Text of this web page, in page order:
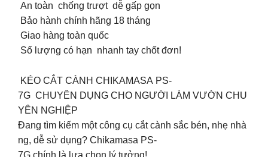
An toàn chống trượt dễ gấp gọn
Bảo hành chính hãng 18 tháng
Giao hàng toàn quốc
Số lượng có hạn nhanh tay chốt đơn!
️ KÉO CẮT CÀNH CHIKAMASA PS-
7G CHUYÊN DỤNG CHO NGƯỜI LÀM VƯỜN CHU
YÊN NGHIỆP
Đang tìm kiếm một công cụ cắt cành sắc bén, nhẹ nhà
ng, dễ sử dụng? Chikamasa PS-
7G chính là lựa chọn lý tưởng!